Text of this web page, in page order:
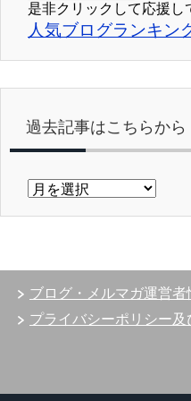
是非クリックして応援し
人気ブログランキン
過去記事はこちらから
過
ち
ら
ブログ・メルマガ運営者
プライバシーポリシー